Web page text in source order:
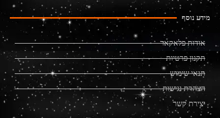
מידע נוסף
אודות פלאקאר
תקנון פרטיות
תנאי שימוש
הצהרת נגישות
יצירת קשר